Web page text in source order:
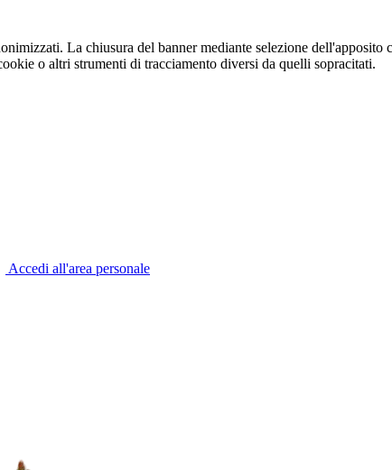
La chiusura del banner mediante selezione
o altri strumenti di tracciamento diversi da quelli sopracitati.
Accedi all'area personale